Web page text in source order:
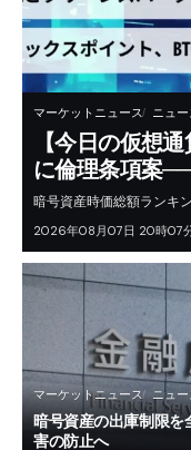
マーケットニュース ニュー
【今日の仮想
に倫理条項案
暗号資産時価総額ランキ
2026年08月07日 20時07
マーケットニュース ニュー
暗号資産の出庫制限
害の防止へ